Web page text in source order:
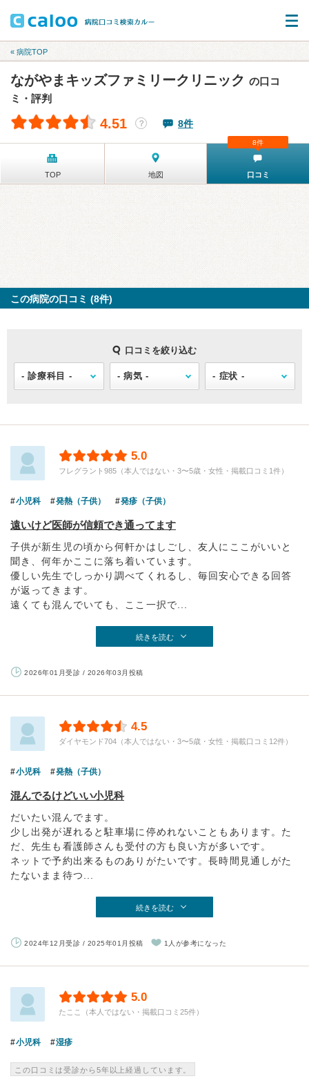
« 病院TOP
ながやまキッズファミリークリニック の口コ
ミ・評判
4.51 ？ 8件
TOP 地図 口コミ
8件
この病院の口コミ (8件)
口コミを絞り込む
5.0
フレグラント985（本人ではない・3〜5歳・女性・掲載口コミ1件）
小児科 発熱（子供） 発疹（子供）
遠いけど医師が信頼でき通ってます
子供が新生児の頃から何軒かはしごし、友人にここがいいと
聞き、何年かここに落ち着いています。
優しい先生でしっかり調べてくれるし、毎回安心できる回答
が返ってきます。
遠くても混んでいても、ここ一択で...
続きを読む
2026年01月受診 / 2026年03月投稿
4.5
ダイヤモンド704（本人ではない・3〜5歳・女性・掲載口コミ12件）
小児科 発熱（子供）
混んでるけどいい小児科
だいたい混んでます。
少し出発が遅れると駐車場に停めれないこともあります。た
だ、先生も看護師さんも受付の方も良い方が多いです。
ネットで予約出来るものありがたいです。長時間見通しがた
たないまま待つ...
続きを読む
2024年12月受診 / 2025年01月投稿 1人が参考になった
5.0
たここ（本人ではない・掲載口コミ25件）
小児科 湿疹
この口コミは受診から5年以上経過しています。